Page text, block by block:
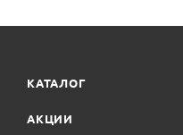
КАТАЛОГ
АКЦИИ